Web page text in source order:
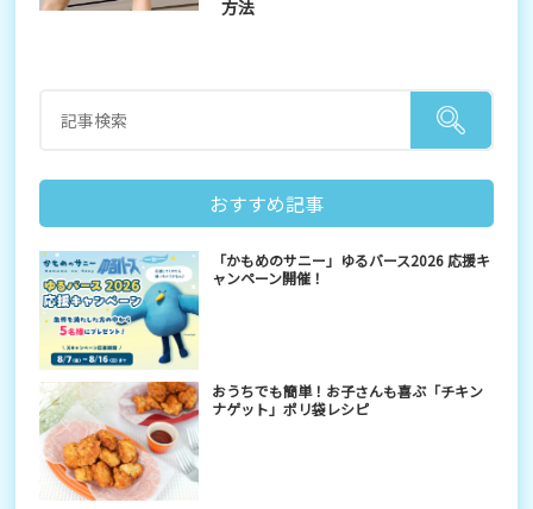
方法
おすすめ記事
「かもめのサニー」ゆるバース2026 応援キ
ャンペーン開催！
おうちでも簡単！お子さんも喜ぶ「チキン
ナゲット」ポリ袋レシピ